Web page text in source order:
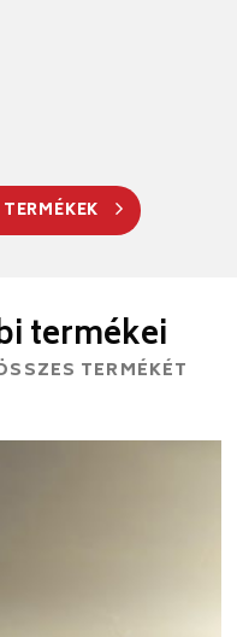
termékei
TERMÉKÉT